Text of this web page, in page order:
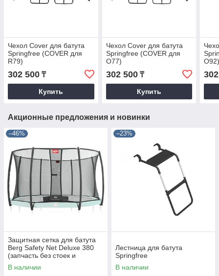
Чехол Cover для батута
Springfree (COVER для
R79)
302 500 ₸
Купить
Чехол Cover для батута
Springfree (COVER для
O77)
302 500₸
Купить
Акционные предложения и новинки
–46%
Защитная сетка для батута
Berg Safety Net Deluxe 380
(запчасть без стоек и
крепежа)
В наличии
–23%
Лестница для батута
Springfree
В наличии